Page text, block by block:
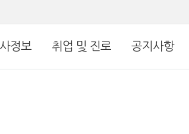
정보 취업 및 진로 공지사항